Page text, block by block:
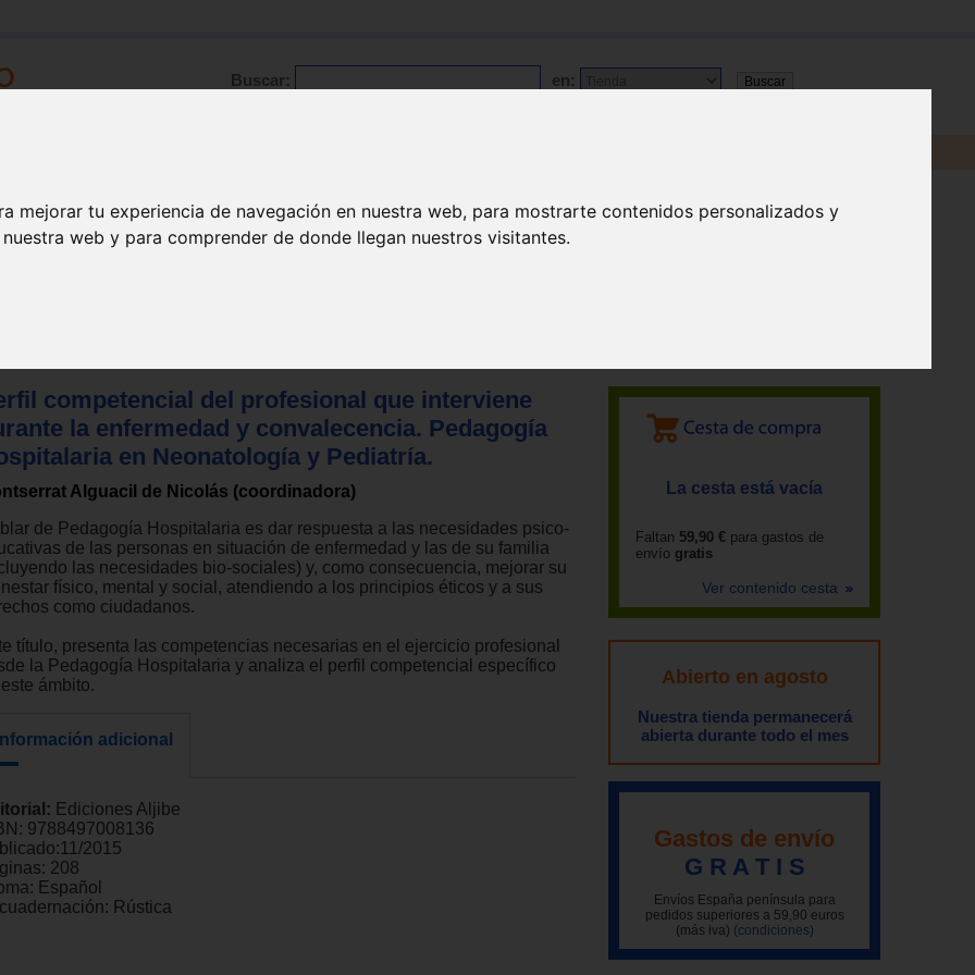
mejorar tu experiencia de navegación en nuestra web, para mostrarte contenidos personalizados y
web y para comprender de donde llegan nuestros visitantes.
Buscar: en:
competencial del profesional que interviene
la enfermedad y convalecencia. Pedagogía
en Neonatología y Pediatría.
Alguacil de Nicolás (coordinadora)
de Pedagogía Hospitalaria es dar respuesta a las necesidades psico-
de las personas en situación de enfermedad y las de su familia
las necesidades bio-sociales) y, como consecuencia, mejorar su
físico, mental y social, atendiendo a los principios éticos y a sus
como ciudadanos.
título, presenta las competencias necesarias en el ejercicio profesional
la Pedagogía Hospitalaria y analiza el perfil competencial específico
ámbito.
adicional
Ediciones Aljibe
9788497008136
11/2015
208
Español
Rústica
La cesta está vacía
Faltan 59,90 € para gastos de
envío gratis
Ver contenido cesta
Abierto en agosto
Nuestra tienda permanecerá
abierta durante todo el mes
Gastos de envío
G R A T I S
Envíos España península para
pedidos superiores a 59,90 euros
(más iva) (condiciones)